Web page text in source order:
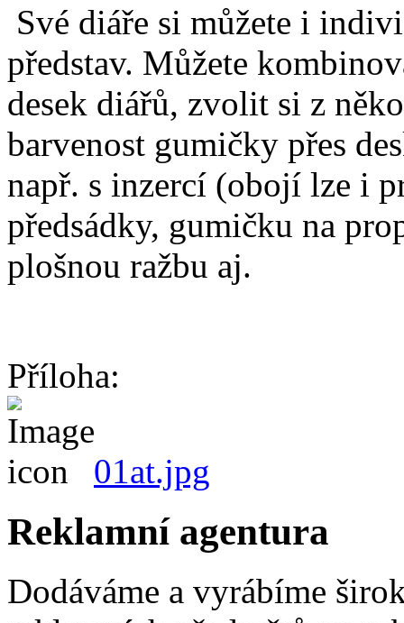
Své diáře si můžete i
představ. Můžete
desek diářů, zvolit si z
barvenost gumičky přes
např. s inzercí (obojí lze i
předsádky, gumičku na
plošnou ražbu aj.
Příloha:
01at.jpg
Reklamní agentura
Dodáváme a vyrábíme